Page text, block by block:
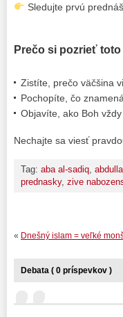
Sledujte prvú
Prečo si pozrieť
Zistíte, prečo väčšina
Pochopíte, čo znamená
Objavíte, ako Boh
Nechajte sa viesť
Tag: aba al-sadiq,
prednasky, zive
« Dnešný islam = veľké
Debata ( 0 príspevkov )